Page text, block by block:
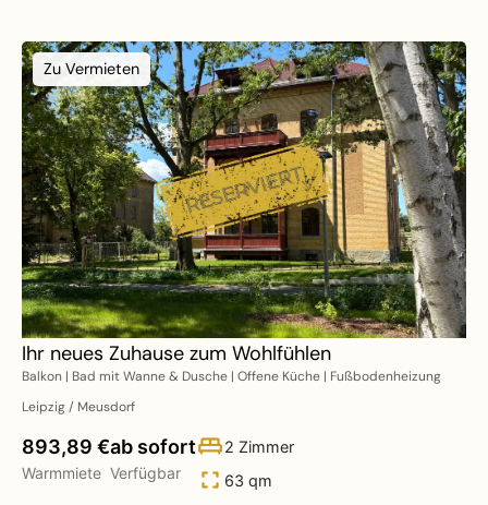
Zu Vermieten
Ihr neues Zuhause zum Wohlfühlen
Balkon | Bad mit Wanne & Dusche | Offene Küche | Fußbodenheizung
Leipzig / Meusdorf
893,89 €
Warmmiete
ab sofort
Verfügbar
2 Zimmer
63 qm